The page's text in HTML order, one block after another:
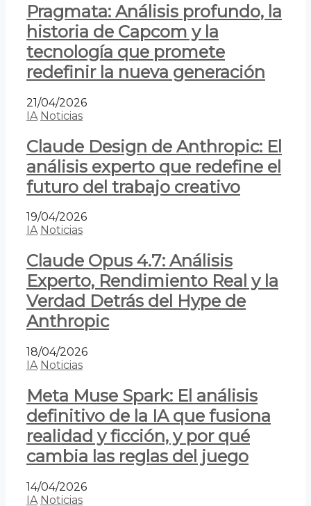
Pragmata: Análisis profundo, la
historia de Capcom y la
tecnología que promete
redefinir la nueva generación
21/04/2026
IA Noticias
Claude Design de Anthropic: El
análisis experto que redefine el
futuro del trabajo creativo
19/04/2026
IA Noticias
Claude Opus 4.7: Análisis
Experto, Rendimiento Real y la
Verdad Detrás del Hype de
Anthropic
18/04/2026
IA Noticias
Meta Muse Spark: El análisis
definitivo de la IA que fusiona
realidad y ficción, y por qué
cambia las reglas del juego
14/04/2026
IA Noticias